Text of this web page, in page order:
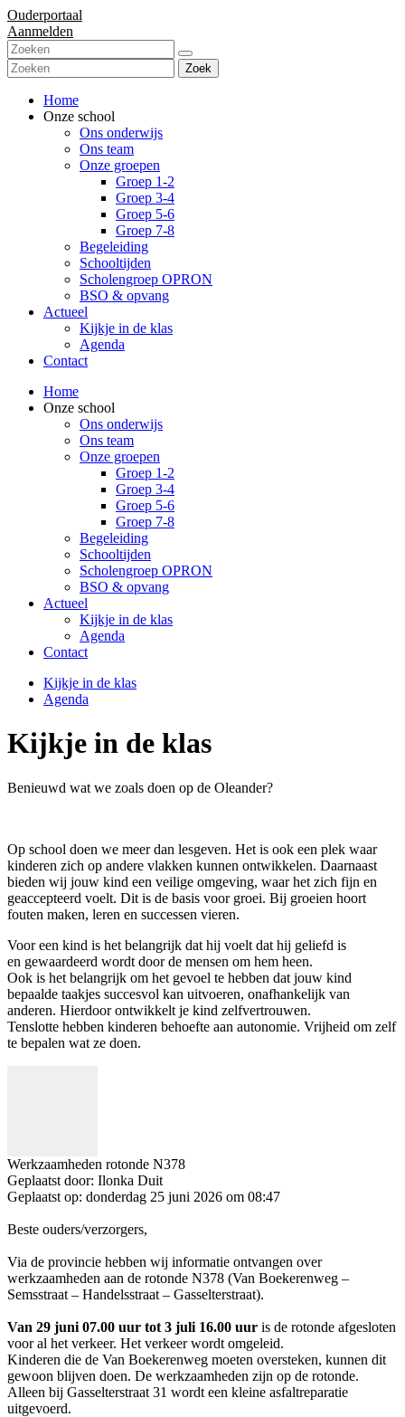
Ouderportaal
Aanmelden
Zoek
Home
Onze school
Ons onderwijs
Ons team
Onze groepen
Groep 1-2
Groep 3-4
Groep 5-6
Groep 7-8
Begeleiding
Schooltijden
Scholengroep OPRON
BSO & opvang
Actueel
Kijkje in de klas
Agenda
Contact
Home
Onze school
Ons onderwijs
Ons team
Onze groepen
Groep 1-2
Groep 3-4
Groep 5-6
Groep 7-8
Begeleiding
Schooltijden
Scholengroep OPRON
BSO & opvang
Actueel
Kijkje in de klas
Agenda
Contact
Kijkje in de klas
Agenda
Kijkje in de klas
Benieuwd wat we zoals doen op de Oleander?
Op school doen we meer dan lesgeven. Het is ook een plek waar
kinderen zich op andere vlakken kunnen ontwikkelen. Daarnaast
bieden wij jouw kind een veilige omgeving, waar het zich fijn en
geaccepteerd voelt. Dit is de basis voor groei. Bij groeien hoort
fouten maken, leren en successen vieren.
Voor een kind is het belangrijk dat hij voelt dat hij geliefd is
en gewaardeerd wordt door de mensen om hem heen.
Ook is het belangrijk om het gevoel te hebben dat jouw kind
bepaalde taakjes succesvol kan uitvoeren, onafhankelijk van
anderen. Hierdoor ontwikkelt je kind zelfvertrouwen.
Tenslotte hebben kinderen behoefte aan autonomie. Vrijheid om zelf
te bepalen wat ze doen.
Werkzaamheden rotonde N378
Geplaatst door: Ilonka Duit
Geplaatst op: donderdag 25 juni 2026 om 08:47
Beste ouders/verzorgers,
Via de provincie hebben wij informatie ontvangen over
werkzaamheden aan de rotonde N378 (Van Boekerenweg –
Semsstraat – Handelsstraat – Gasselterstraat).
Van 29 juni 07.00 uur tot 3 juli 16.00 uur is de rotonde afgesloten
voor al het verkeer. Het verkeer wordt omgeleid.
Kinderen die de Van Boekerenweg moeten oversteken, kunnen dit
gewoon blijven doen. De werkzaamheden zijn op de rotonde.
Alleen bij Gasselterstraat 31 wordt een kleine asfaltreparatie
uitgevoerd.